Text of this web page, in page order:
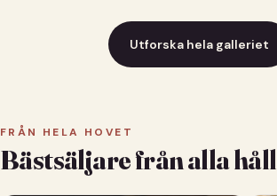
Utforska hela galleriet
FRÅN HELA HOVET
Bästsäljare från alla håll